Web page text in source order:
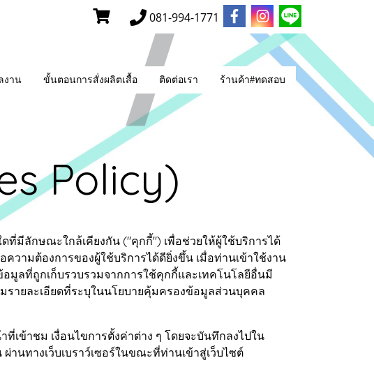
081-994-1771
งาน ขั้นตอนการสั่งผลิตเสื้อ ติดต่อเรา ร้านค้า#ทดสอบ
Policy)
ดที่มีลักษณะใกล้เคียงกัน ("คุกกี้") เพื่อช่วยให้ผู้ใช้บริการได้
ามต้องการของผู้ใช้บริการได้ดียิ่งขึ้น เมื่อท่านเข้าใช้งาน
มูลที่ถูกเก็บรวบรวมจากการใช้คุกกี้และเทคโนโลยีอื่นมี
ายละเอียดที่ระบุในนโยบายคุ้มครองข้อมูลส่วนบุคคล
เข้าชม เงื่อนไขการตั้งค่าต่าง ๆ โดยจะบันทึกลงไปใน
นทางเว็บเบราว์เซอร์ในขณะที่ท่านเข้าสู่เว็บไซต์